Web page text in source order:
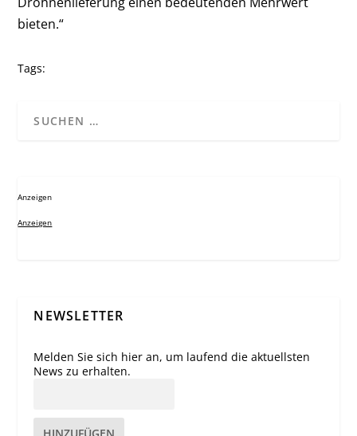
bieten.“
Tags:
Anzeigen
Anzeigen
NEWSLETTER
Melden Sie sich hier an, um laufend die aktuellsten
News zu erhalten.
HINZUFÜGEN